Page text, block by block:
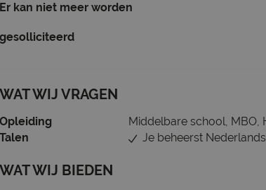
Er kan niet meer worden
gesolliciteerd
WAT WIJ VRAGEN
Opleiding
Middelbare school, MBO,
Talen
Je beheerst Nederlands
WAT WIJ BIEDEN